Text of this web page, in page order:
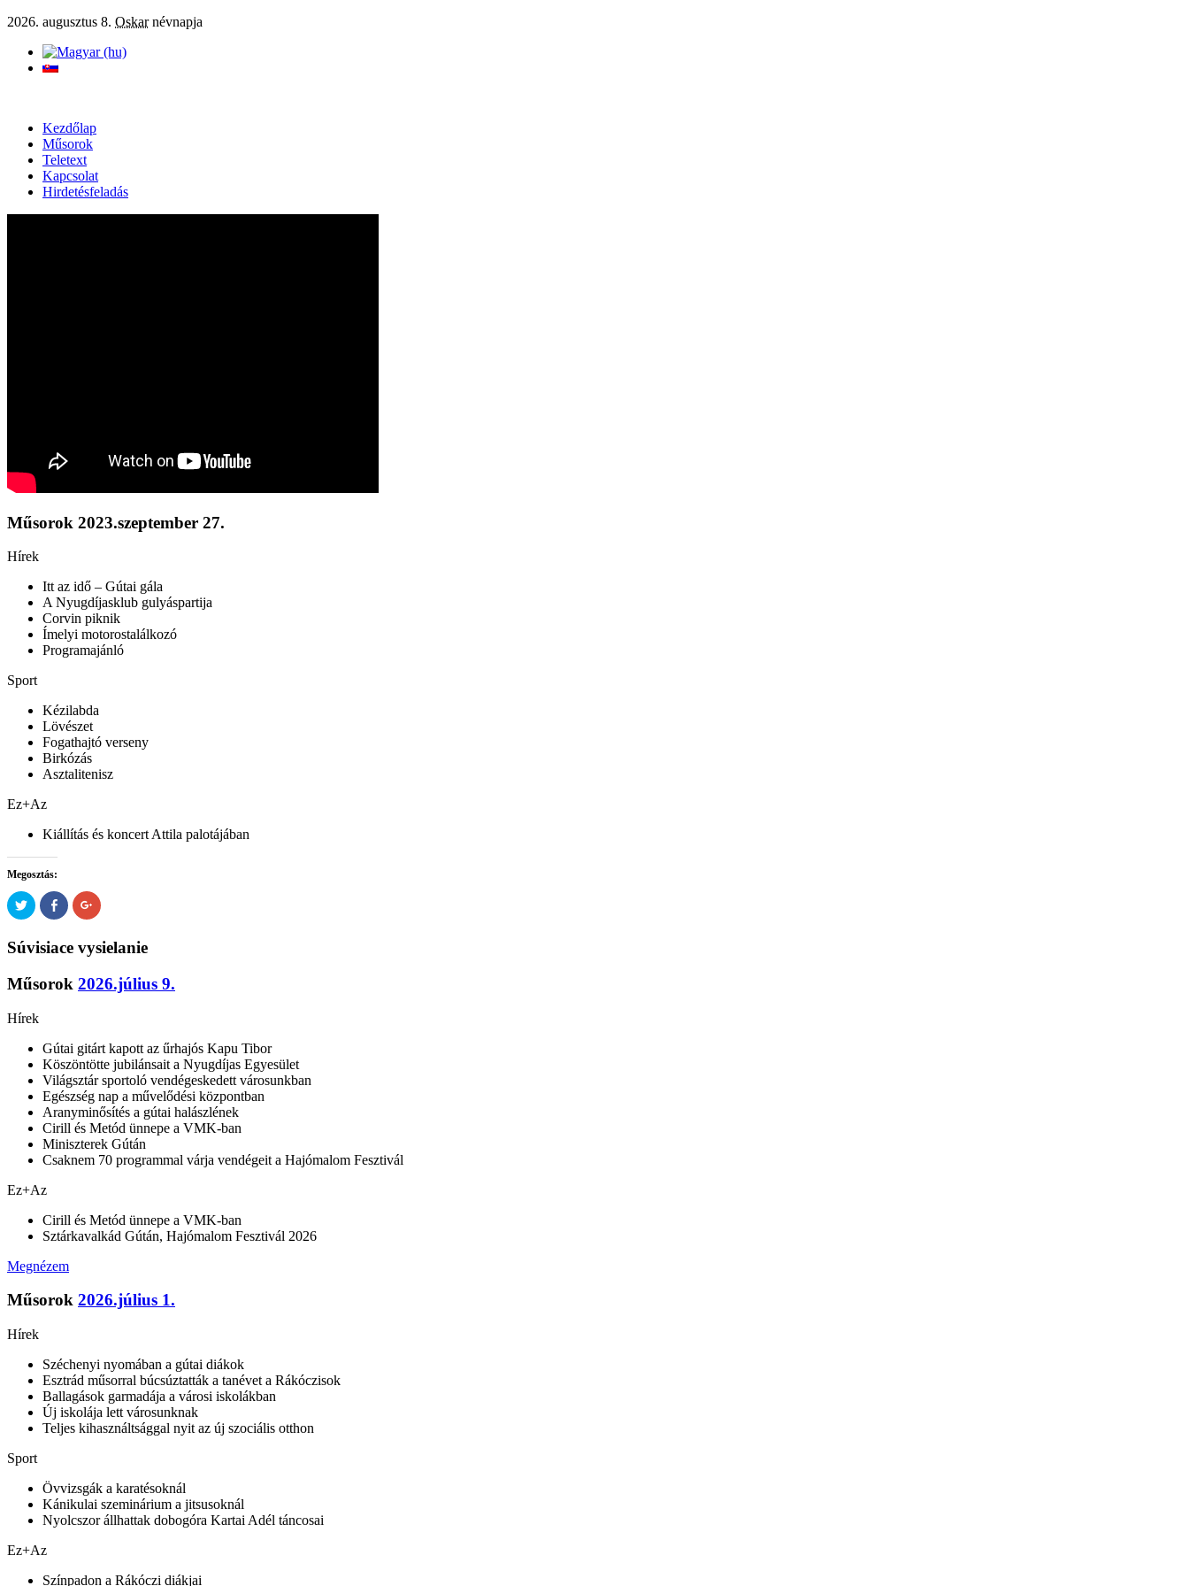
2026. augusztus 8. Oskar névnapja
Kezdőlap
Műsorok
Teletext
Kapcsolat
Hirdetésfeladás
Műsorok 2023.szeptember 27.
Hírek
Itt az idő – Gútai gála
A Nyugdíjasklub gulyáspartija
Corvin piknik
Ímelyi motorostalálkozó
Programajánló
Sport
Kézilabda
Lövészet
Fogathajtó verseny
Birkózás
Asztalitenisz
Ez+Az
Kiállítás és koncert Attila palotájában
Megosztás:
Kattints
ide
en
való
ablakban
nyílik
Click
to
share
Facebook(Új
ablakban
meg)
Megosztás
a
ablakban
nyílik
Súvisiace vysielanie
Műsorok 2026.július 9.
Hírek
Gútai gitárt kapott az űrhajós Kapu Tibor
Köszöntötte jubilánsait a Nyugdíjas Egyesület
Világsztár sportoló vendégeskedett városunkban
Egészség nap a művelődési központban
Aranyminősítés a gútai halászlének
Cirill és Metód ünnepe a VMK-ban
Miniszterek Gútán
Csaknem 70 programmal várja vendégeit a Hajómalom Fesztivál
Ez+Az
Cirill és Metód ünnepe a VMK-ban
Sztárkavalkád Gútán, Hajómalom Fesztivál 2026
Megnézem
Műsorok 2026.július 1.
Hírek
Széchenyi nyomában a gútai diákok
Esztrád műsorral búcsúztatták a tanévet a Rákóczisok
Ballagások garmadája a városi iskolákban
Új iskolája lett városunknak
Teljes kihasználtsággal nyit az új szociális otthon
Sport
Övvizsgák a karatésoknál
Kánikulai szeminárium a jitsusoknál
Nyolcszor állhattak dobogóra Kartai Adél táncosai
Ez+Az
Színpadon a Rákóczi diákjai